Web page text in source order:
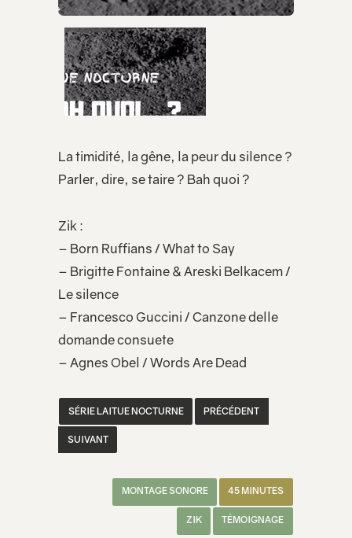
La timidité, la gêne, la peur du silence ?
Parler, dire, se taire ? Bah quoi ?
Zik :
– Born Ruffians / What to Say
– Brigitte Fontaine & Areski Belkacem /
Le silence
– Francesco Guccini / Canzone delle
domande consuete
– Agnes Obel / Words Are Dead
SÉRIE LAITUE NOCTURNE PRÉCÉDENT
SUIVANT
45 MINUTES
MONTAGE SONORE
TÉMOIGNAGE
ZIK